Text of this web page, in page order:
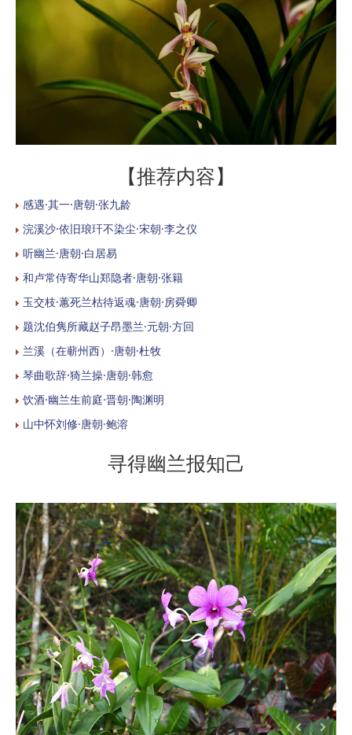
【推荐内容】
感遇·其一·唐朝·张九龄
浣溪沙·依旧琅玕不染尘·宋朝·李之仪
听幽兰·唐朝·白居易
和卢常侍寄华山郑隐者·唐朝·张籍
玉交枝·蕙死兰枯待返魂·唐朝·房舜卿
题沈伯隽所藏赵子昂墨兰·元朝·方回
兰溪（在蕲州西）·唐朝·杜牧
琴曲歌辞·猗兰操·唐朝·韩愈
饮酒·幽兰生前庭·晋朝·陶渊明
山中怀刘修·唐朝·鲍溶
寻得幽兰报知己